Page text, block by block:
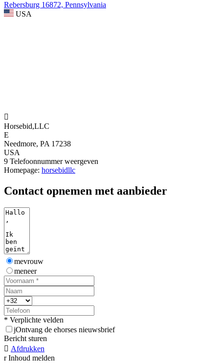
Rebersburg 16872, Pennsylvania
USA

Horsebid,LLC
E
Needmore, PA 17238
USA
9 Telefoonnummer weergeven
Homepage: horsebidllc
Contact opnemen met aanbieder
mevrouw
meneer
* Verplichte velden
jOntvang de ehorses nieuwsbrief
Bericht sturen
 Afdrukken
r Inhoud melden